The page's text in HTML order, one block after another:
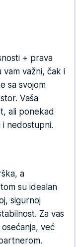
+ prava
vam važni, čak i
sa svojom
Vaša
ali ponekad
i nedostupni.
a
su idealan
sigurnoj
Za vas
već